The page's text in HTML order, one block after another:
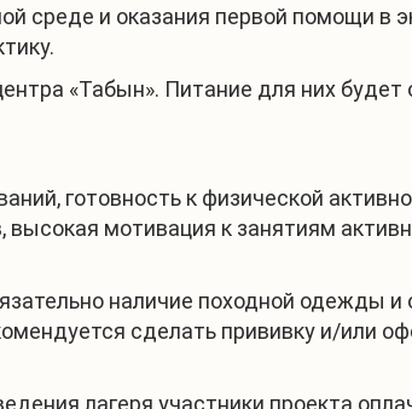
среде и оказания первой помощи в
«Табын». Питание для них будет
готовность к физической
высокая мотивация к занятиям
наличие походной одежды и
сделать прививку и/или
лагеря участники проекта